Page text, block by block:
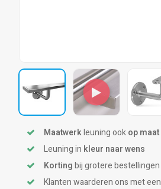
Maatwerkleuning ookop maat
Leuning in kleur naar wens
Kortingbij grotere bestellingen
Klanten waarderen ons met een